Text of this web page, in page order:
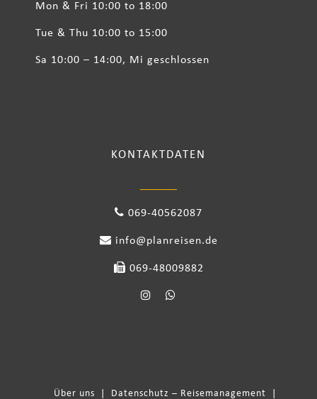
Mon & Fri 10:00 to 18:00
Tue & Thu 10:00 to 15:00
Sa 10:00 – 14:00, Mi geschlossen
KONTAKTDATEN
069-40562087
info@planreisen.de
069-48009882
Über uns Datenschutz – Reisemanagement